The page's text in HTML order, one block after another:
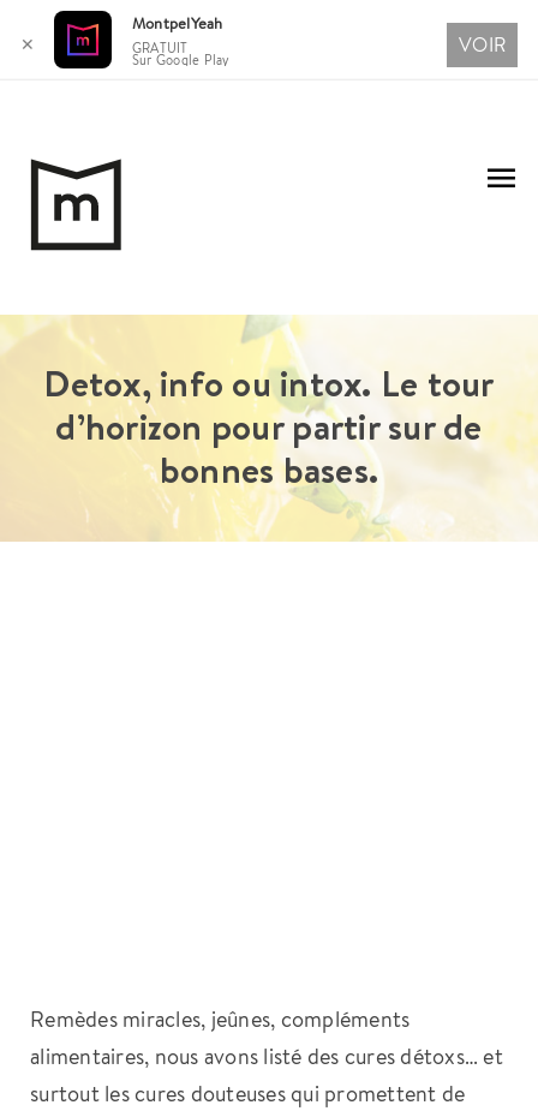
contenu
Detox, info ou intox. Le tour
d’horizon pour partir sur de
bonnes bases.
Remèdes miracles, jeûnes, compléments
alimentaires, nous avons listé des cures détoxs… et
surtout les cures douteuses qui promettent de
✕
MontpelYeah
GRATUIT
Sur Google Play
VOIR